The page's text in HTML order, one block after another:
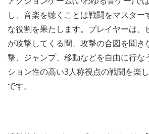
し、音楽を聴くことは戦闘をマスタ
な役割を果たします。プレイヤーは、
が攻撃してくる間、攻撃の合図を聞き
撃、ジャンプ、移動などを自由に行な
ション性の高い3人称視点の戦闘を楽
です。